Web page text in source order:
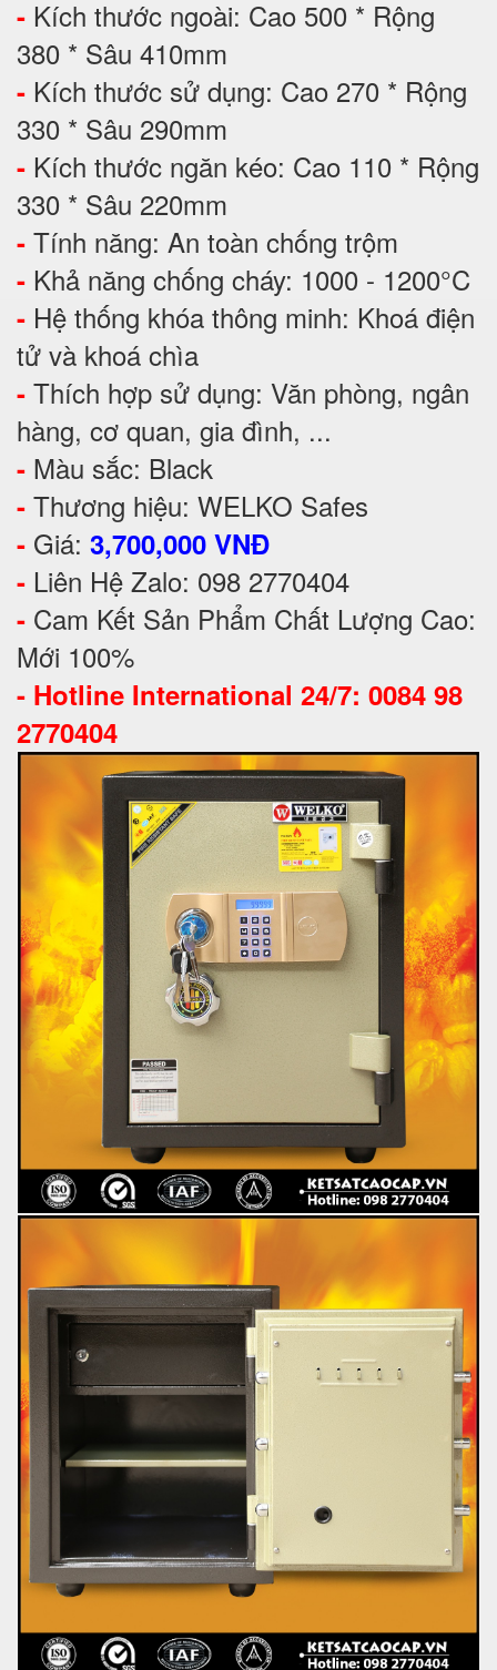
- Kích thước ngoài: Cao 500 * Rộng
380 * Sâu 410mm
- Kích thước sử dụng: Cao 270 * Rộng
330 * Sâu 290mm
- Kích thước ngăn kéo: Cao 110 * Rộng
330 * Sâu 220mm
- Tính năng: An toàn chống trộm
- Khả năng chống cháy: 1000 - 1200°C
- Hệ thống khóa thông minh: Khoá điện
tử và khoá chìa
- Thích hợp sử dụng: Văn phòng, ngân
hàng, cơ quan, gia đình, ...
- Màu sắc: Black
- Thương hiệu: WELKO Safes
- Giá: 3,700,000 VNĐ
- Liên Hệ Zalo: 098 2770404
- Cam Kết Sản Phẩm Chất Lượng Cao:
Mới 100%
- Hotline International 24/7: 0084 98
2770404